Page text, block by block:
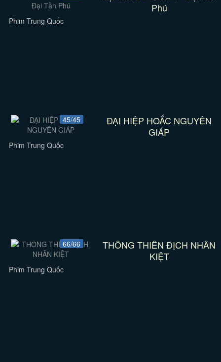
Phú
Phim Trung Quốc
45/45
ĐẠI HIỆP HOẮC NGUYÊN
GIÁP
Phim Trung Quốc
66/66
THÔNG THIÊN ĐỊCH NHÂN
KIỆT
Phim Trung Quốc